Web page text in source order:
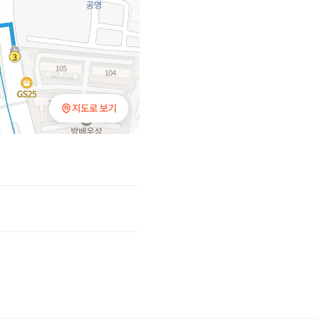
지도로 보기